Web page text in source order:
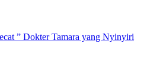
” Dokter Tamara yang Nyinyiri